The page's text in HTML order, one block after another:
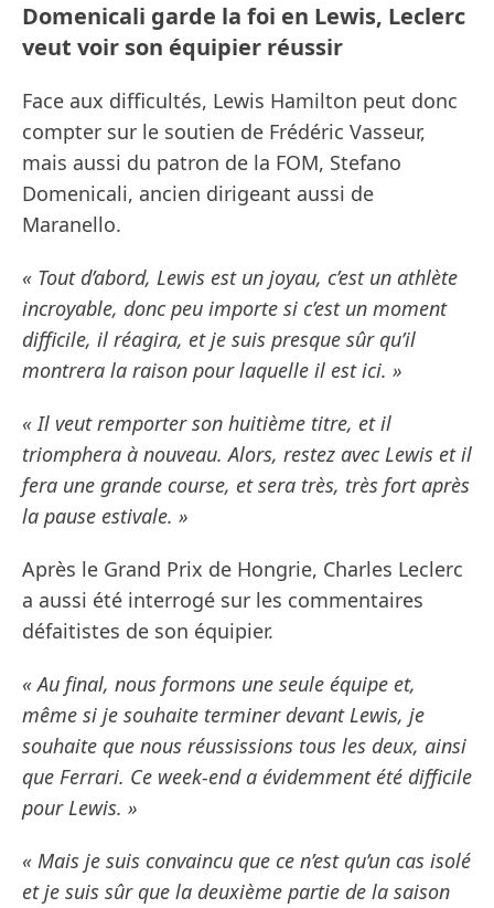
Domenicali garde la foi en Lewis, Leclerc
veut voir son équipier réussir
Face aux difficultés, Lewis Hamilton peut donc
compter sur le soutien de Frédéric Vasseur,
mais aussi du patron de la FOM, Stefano
Domenicali, ancien dirigeant aussi de
Maranello.
« Tout d’abord, Lewis est un joyau, c’est un athlète
incroyable, donc peu importe si c’est un moment
difficile, il réagira, et je suis presque sûr qu’il
montrera la raison pour laquelle il est ici. »
« Il veut remporter son huitième titre, et il
triomphera à nouveau. Alors, restez avec Lewis et il
fera une grande course, et sera très, très fort après
la pause estivale. »
Après le Grand Prix de Hongrie, Charles Leclerc
a aussi été interrogé sur les commentaires
défaitistes de son équipier.
« Au final, nous formons une seule équipe et,
même si je souhaite terminer devant Lewis, je
souhaite que nous réussissions tous les deux, ainsi
que Ferrari. Ce week-end a évidemment été difficile
pour Lewis. »
« Mais je suis convaincu que ce n’est qu’un cas isolé
et je suis sûr que la deuxième partie de la saison